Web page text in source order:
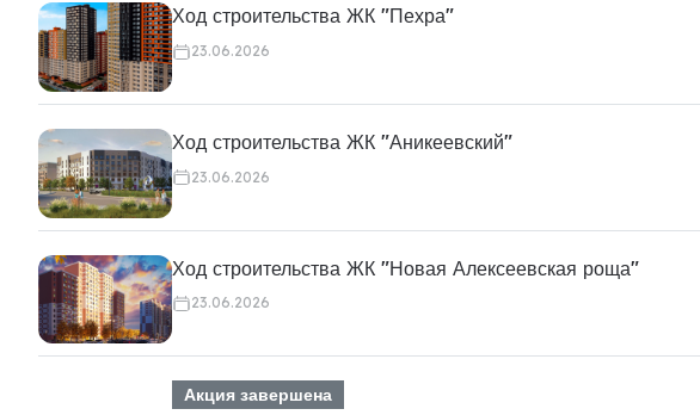
Ход строительства ЖК "Пехра"
23.06.2026
Ход строительства ЖК "Аникеевский"
23.06.2026
Ход строительства ЖК "Новая Алексеевская роща"
23.06.2026
Акция завершена